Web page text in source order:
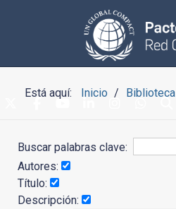
Está aquí: Inicio Biblioteca
Buscar palabras clave:
Autores:
Título:
Descripción: